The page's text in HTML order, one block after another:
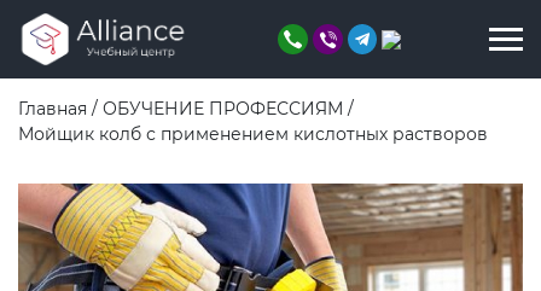
Главная / ОБУЧЕНИЕ ПРОФЕССИЯМ /
Мойщик колб с применением кислотных растворов